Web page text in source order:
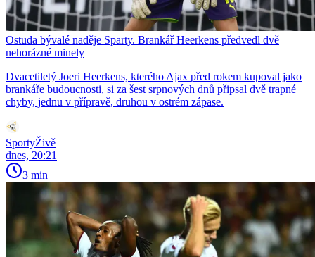
Ostuda bývalé naděje Sparty. Brankář Heerkens předvedl dvě
nehorázné minely
Dvacetiletý Joeri Heerkens, kterého Ajax před rokem kupoval jako
brankáře budoucnosti, si za šest srpnových dnů připsal dvě trapné
chyby, jednu v přípravě, druhou v ostrém zápase.
SportyŽivě
dnes, 20:21
3 min